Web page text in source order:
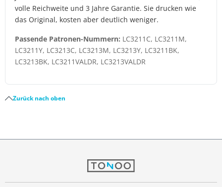
volle Reichweite und 3 Jahre Garantie. Sie drucken wie
das Original, kosten aber deutlich weniger.
Passende Patronen-Nummern: LC3211C, LC3211M,
LC3211Y, LC3213C, LC3213M, LC3213Y, LC3211BK,
LC3213BK, LC3211VALDR, LC3213VALDR
Zurück nach oben